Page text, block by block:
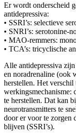
Er wordt onderscheid
antidepressiva:
• SSRI’s: selectieve
• SNRI’s: serotonine-
• MAO-remmers:
• TCA’s: tricyclische
Alle antidepressiva
en noradrenaline (ook
herstellen. Het
werkingsmechanisme:
te herstellen. Dat kan
neurotransmitters te
door er voor te zorgen
blijven (SSRI’s).